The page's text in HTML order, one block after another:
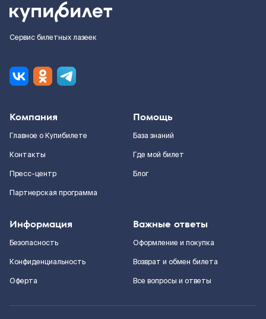
Сервис билетных лазеек
Компания
Главное о Купибилете
Контакты
Пресс-центр
Партнерская программа
Помощь
База знаний
Где мой билет
Блог
Информация
Безопасность
Конфиденциальность
Оферта
Важные ответы
Оформление и покупка
Возврат и обмен билета
Все вопросы и ответы